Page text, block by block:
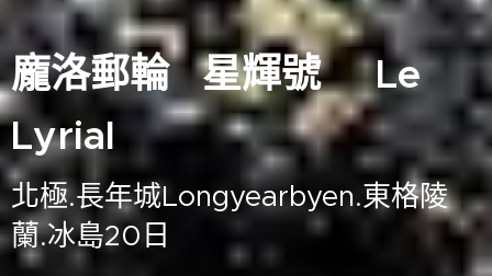
龐洛郵輪 星輝號 Le
Lyrial
北極.長年城Longyearbyen.東格陵
蘭.冰島20日